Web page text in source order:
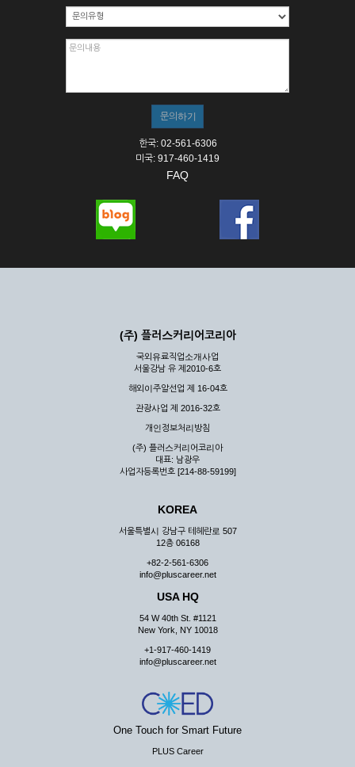
8. 기타 회사가 정한 제반 사항을 위반하며 신청하는 경우
제5조 (서비스의 이용 및 중지)
② 시스템 점검, 교체 및 고장, 기술적인 이유, 국가비상사태, 정
스가 불가능할 경우 회사는 사전 공지나 예고 없이 서비스의 전
부 또는 일부를 일시적 또는 영구적으로 중지할 수 있습니다.
③ 기타 회사는 서비스를 제공할 수 없는 합당한 사유가 발생한
④ 회사는 제 2항 및 제 3항의 사유로 서비스의 제공이 일시적
여 배상하지 않습니다.
제3장 권리 및 의무
공할 수 있도록 최선의 노력을 다하여야 합니다.
게 누설, 배포하여서는 안됩니다. 다만, 관계법령에 의하여 국가
기관 등의 합법적인 요구가 있는 경우에는 해당 되지 않습니다.
③ 회사는 이용자로부터 제기되는 의견이나 불만이 정당하다고
인정할 경우에는 즉시 처리하여야 하며, 즉시 처리가 곤란한 경
우 그 처리를 위해 노력해야 합니다.
제7조 (회원의 의무)
① 회원은 ID와 비밀 번호에 관한 모든 관리의 책임이 있으며
② 회원은 이용신청서의 기재내용 중 변경된 내용이 있는 경우
서비스를 통하여 그 내용을 회사에 통지하여야 합니다.
③ 다른 회원의 ID와 비밀번호를 부당하게 사용하는 행위를
④ 회원은 회사의 서비스에서 타 사이트의 홍보행위를 하지 않
아야 하며 공공질서나 미풍약속에 위배되는 내용 혹은 저작권을
리 행위도 할 수 없습니다.
사가 통지하는 사항을 준수하여야 하며, 기타 회사의 업무에 방
해되는 행위를 하여서는 아니 됩니다.
제8조 (회원의 관리)
① 회원은 언제든 이 약관에 대한 동의를 철회할 수 있습니다.
한국: 02-561-6306
미국: 917-460-1419
FAQ
(주) 플러스커리어코리아
국외유료직업소개사업
서울강남 유 제2010-6호
해외이주알선업 제 16-04호
관광사업 제 2016-32호
개인정보처리방침
(주) 플러스커리어코리아
대표: 남광우
사업자등록번호 [214-88-59199]
KOREA
서울특별시 강남구 테헤란로 507
12층 06168
+82-2-561-6306
info@pluscareer.net
USA HQ
54 W 40th St. #1121
New York, NY 10018
+1-917-460-1419
info@pluscareer.net
One Touch for Smart Future
PLUS Career